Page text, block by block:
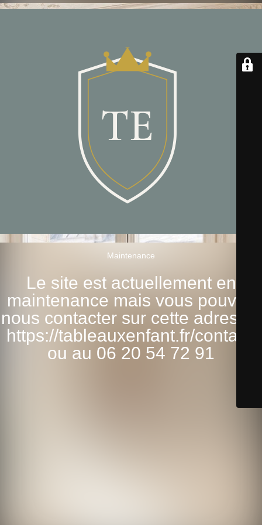
Maintenance
Le site est actuellement en
maintenance mais vous pouvez
nous contacter sur cette adresse:
https://tableauxenfant.fr/contact/
ou au 06 20 54 72 91